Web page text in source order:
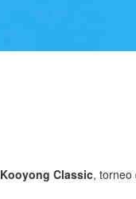
Kooyong Classic, torneo